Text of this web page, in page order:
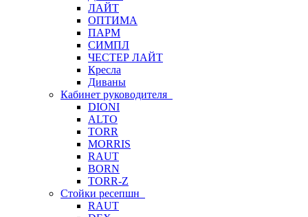
ЛАЙТ
ОПТИМА
ПАРМ
СИМПЛ
ЧЕСТЕР ЛАЙТ
Кресла
Диваны
Кабинет руководителя
DIONI
ALTO
TORR
MORRIS
RAUT
BORN
TORR-Z
Стойки ресепшн
RAUT